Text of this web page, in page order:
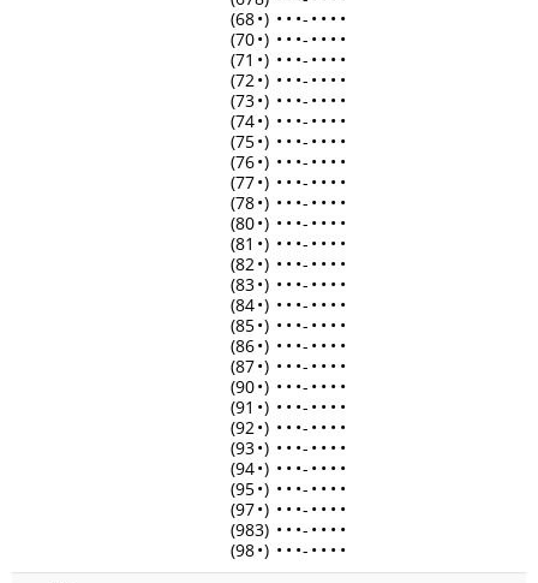
(68•) • • •- • • • •
(70•) • • •- • • • •
(71 •) • • •- • • • •
(72•) • • •- • • • •
(73•) • • •- • • • •
(74•) • • •- • • • •
(75•) • • •- • • • •
(76•) • • •- • • • •
(77•) • • •- • • • •
(78•) • • •- • • • •
(80•) • • •- • • • •
(81 •) • • •- • • • •
(82•) • • •- • • • •
(83•) • • •- • • • •
(84•) • • •- • • • •
(85•) • • •- • • • •
(86•) • • •- • • • •
(87•) • • •- • • • •
(90•) • • •- • • • •
(91 •) • • •- • • • •
(92•) • • •- • • • •
(93•) • • •- • • • •
(94•) • • •- • • • •
(95•) • • •- • • • •
(97•) • • •- • • • •
(983) • • •- • • • •
(98•) • • •- • • • •